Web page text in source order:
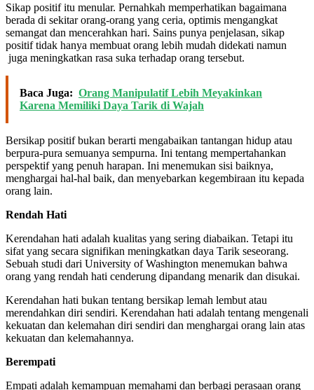
Sikap positif itu menular. Pernahkah memperhatikan bagaimana
berada di sekitar orang-orang yang ceria, optimis mengangkat
semangat dan mencerahkan hari. Sains punya penjelasan, sikap
positif tidak hanya membuat orang lebih mudah didekati namun
juga meningkatkan rasa suka terhadap orang tersebut.
Baca Juga: Orang Manipulatif Lebih Meyakinkan
Karena Memiliki Daya Tarik di Wajah
Bersikap positif bukan berarti mengabaikan tantangan hidup atau
berpura-pura semuanya sempurna. Ini tentang mempertahankan
perspektif yang penuh harapan. Ini menemukan sisi baiknya,
menghargai hal-hal baik, dan menyebarkan kegembiraan itu kepada
orang lain.
Rendah Hati
Kerendahan hati adalah kualitas yang sering diabaikan. Tetapi itu
sifat yang secara signifikan meningkatkan daya Tarik seseorang.
Sebuah studi dari University of Washington menemukan bahwa
orang yang rendah hati cenderung dipandang menarik dan disukai.
Kerendahan hati bukan tentang bersikap lemah lembut atau
merendahkan diri sendiri. Kerendahan hati adalah tentang mengenali
kekuatan dan kelemahan diri sendiri dan menghargai orang lain atas
kekuatan dan kelemahannya.
Berempati
Empati adalah kemampuan memahami dan berbagi perasaan orang